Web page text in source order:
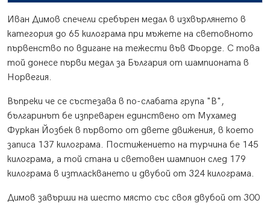
Иван Димов спечели сребърен медал в изхвърлянето в
категория до 65 килограма при мъжете на световното
първенство по вдигане на тежести във Фьорде. С това
той донесе първи медал за България от шампионата в
Норвегия.
Въпреки че се състезава в по-слабата група "В",
българинът бе изпреварен единствено от Мухамед
Фуркан Йозбек в първото от двете движения, в което
записа 137 килограма. Постижението на турчина бе 145
килограма, а той стана и световен шампион след 179
килограма в изтласкването и двубой от 324 килограма.
Димов завърши на шесто място със своя двубой от 300